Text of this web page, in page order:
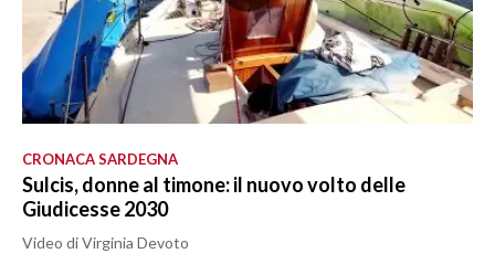
CRONACA SARDEGNA
Sulcis, donne al timone: il nuovo volto delle
Giudicesse 2030
Video di Virginia Devoto